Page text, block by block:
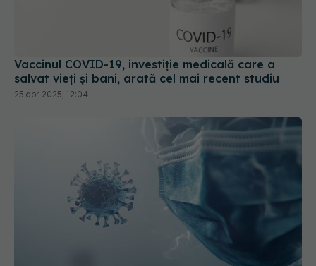
salvat vieți și bani, arată cel mai recent studiu
COVID-19, evoluție neașteptată